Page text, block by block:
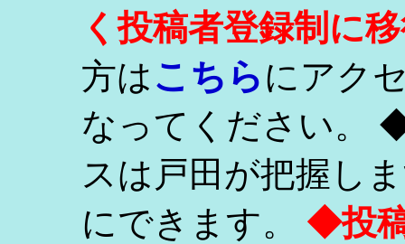
く投稿者登録制に
方はこちらにアク
なってください。
スは戸田が把握し
にできます。 ◆投